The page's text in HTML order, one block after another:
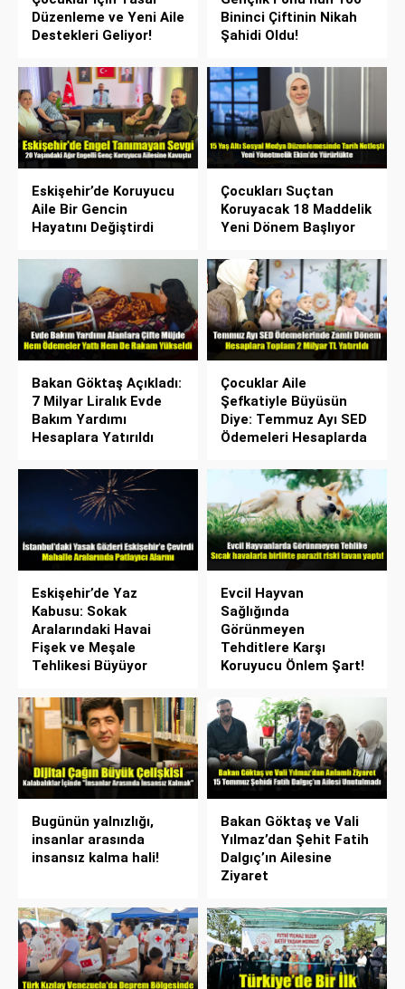
Düzenleme ve Yeni Aile
Destekleri Geliyor!
Bininci Çiftinin Nikah
Şahidi Oldu!
Eskişehir’de Koruyucu
Aile Bir Gencin
Hayatını Değiştirdi
Çocukları Suçtan
Koruyacak 18 Maddelik
Yeni Dönem Başlıyor
Bakan Göktaş Açıkladı:
7 Milyar Liralık Evde
Bakım Yardımı
Hesaplara Yatırıldı
Çocuklar Aile
Şefkatiyle Büyüsün
Diye: Temmuz Ayı SED
Ödemeleri Hesaplarda
Eskişehir’de Yaz
Kabusu: Sokak
Aralarındaki Havai
Fişek ve Meşale
Tehlikesi Büyüyor
Evcil Hayvan
Sağlığında
Görünmeyen
Tehditlere Karşı
Koruyucu Önlem Şart!
Bugünün yalnızlığı,
insanlar arasında
insansız kalma hali!
Bakan Göktaş ve Vali
Yılmaz’dan Şehit Fatih
Dalgıç’ın Ailesine
Ziyaret